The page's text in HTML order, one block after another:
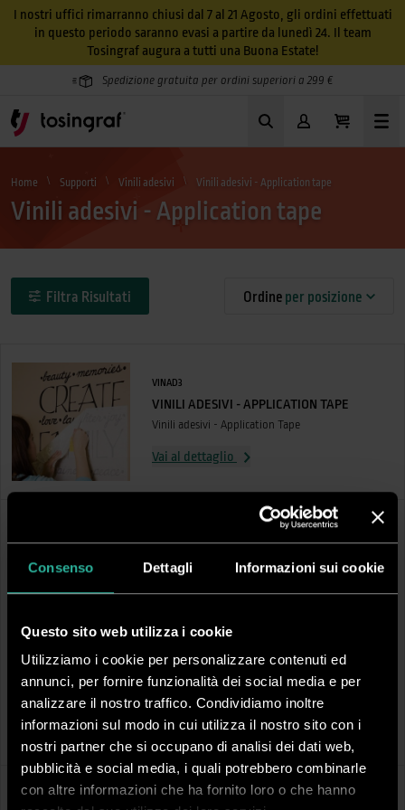
Consenso Dettagli Informazioni sui cookie
Questo sito web utilizza i cookie
Utilizziamo i cookie per personalizzare contenuti ed
annunci, per fornire funzionalità dei social media e per
analizzare il nostro traffico. Condividiamo inoltre
informazioni sul modo in cui utilizza il nostro sito con i
nostri partner che si occupano di analisi dei dati web,
pubblicità e social media, i quali potrebbero combinarle
con altre informazioni che ha fornito loro o che hanno
I nostri uffici rimarranno chiusi dal 7 al 21 Agosto, gli ordini effettuati
in questo periodo saranno evasi a partire da lunedì 24. Il team
Tosingraf augura a tutti una Buona Estate!
Spedizione gratuita per ordini superiori a 299 €
Home Supporti Vinili adesivi Vinili adesivi - Application tape
Vinili adesivi - Application tape
Filtra Risultati Ordine per posizione
VINAD3
VINILI ADESIVI - APPLICATION TAPE
Vinili adesivi - Application Tape
Vai al dettaglio
Application Tape
Altezza: 61 cm
Lunghezza: 100 m
Finitura: Carta opaca
Application Tape
Altezza: 122 cm
Lunghezza: 100 m
Finitura: Carta opaca